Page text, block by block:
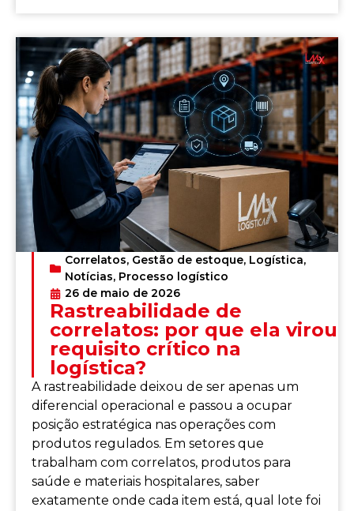
Correlatos, Gestão de estoque, Logística,
Notícias, Processo logístico
26 de maio de 2026
Rastreabilidade de
correlatos: por que ela virou
requisito crítico na
logística?
A rastreabilidade deixou de ser apenas um
diferencial operacional e passou a ocupar
posição estratégica nas operações com
produtos regulados. Em setores que
trabalham com correlatos, produtos para
saúde e materiais hospitalares, saber
exatamente onde cada item está, qual lote foi